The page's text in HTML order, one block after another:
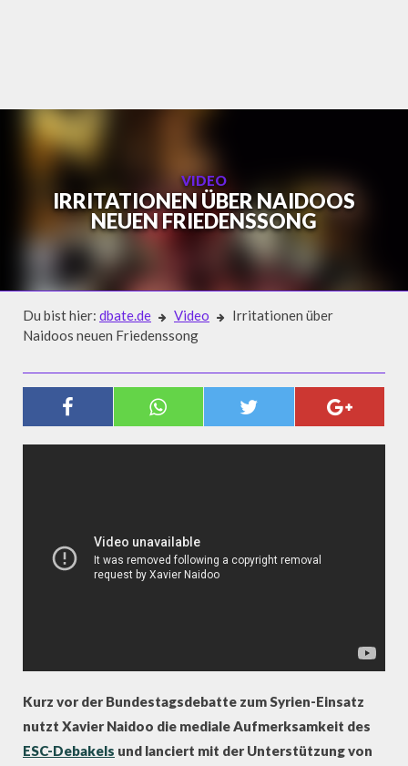
VIDEO
IRRITATIONEN ÜBER NAIDOOS
NEUEN FRIEDENSSONG
Du bist hier: dbate.de Video
Irritationen über
Naidoos neuen Friedenssong
IRRITATIONEN ÜBER NAIDOOS
NEUEN FRIEDENSSONG
Kurz vor der Bundestagsdebatte zum Syrien-Einsatz
nutzt Xavier Naidoo die mediale Aufmerksamkeit des
ESC-Debakels und lanciert mit der Unterstützung von